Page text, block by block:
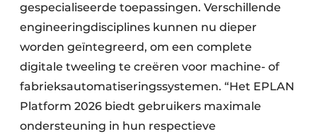
gespecialiseerde toepassingen. Verschillende
engineeringdisciplines kunnen nu dieper
worden geïntegreerd, om een complete
digitale tweeling te creëren voor machine- of
fabrieksautomatiseringssystemen. “Het EPLAN
Platform 2026 biedt gebruikers maximale
ondersteuning in hun respectieve